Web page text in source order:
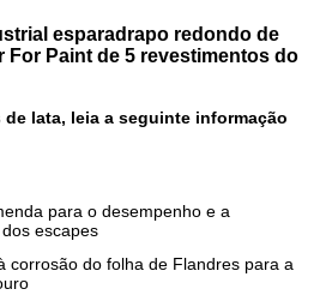
esparadrapo redondo de
For Paint de 5 revestimentos do
lata, leia a seguinte informação
para o desempenho e a
escapes
corrosão do folha de Flandres para a